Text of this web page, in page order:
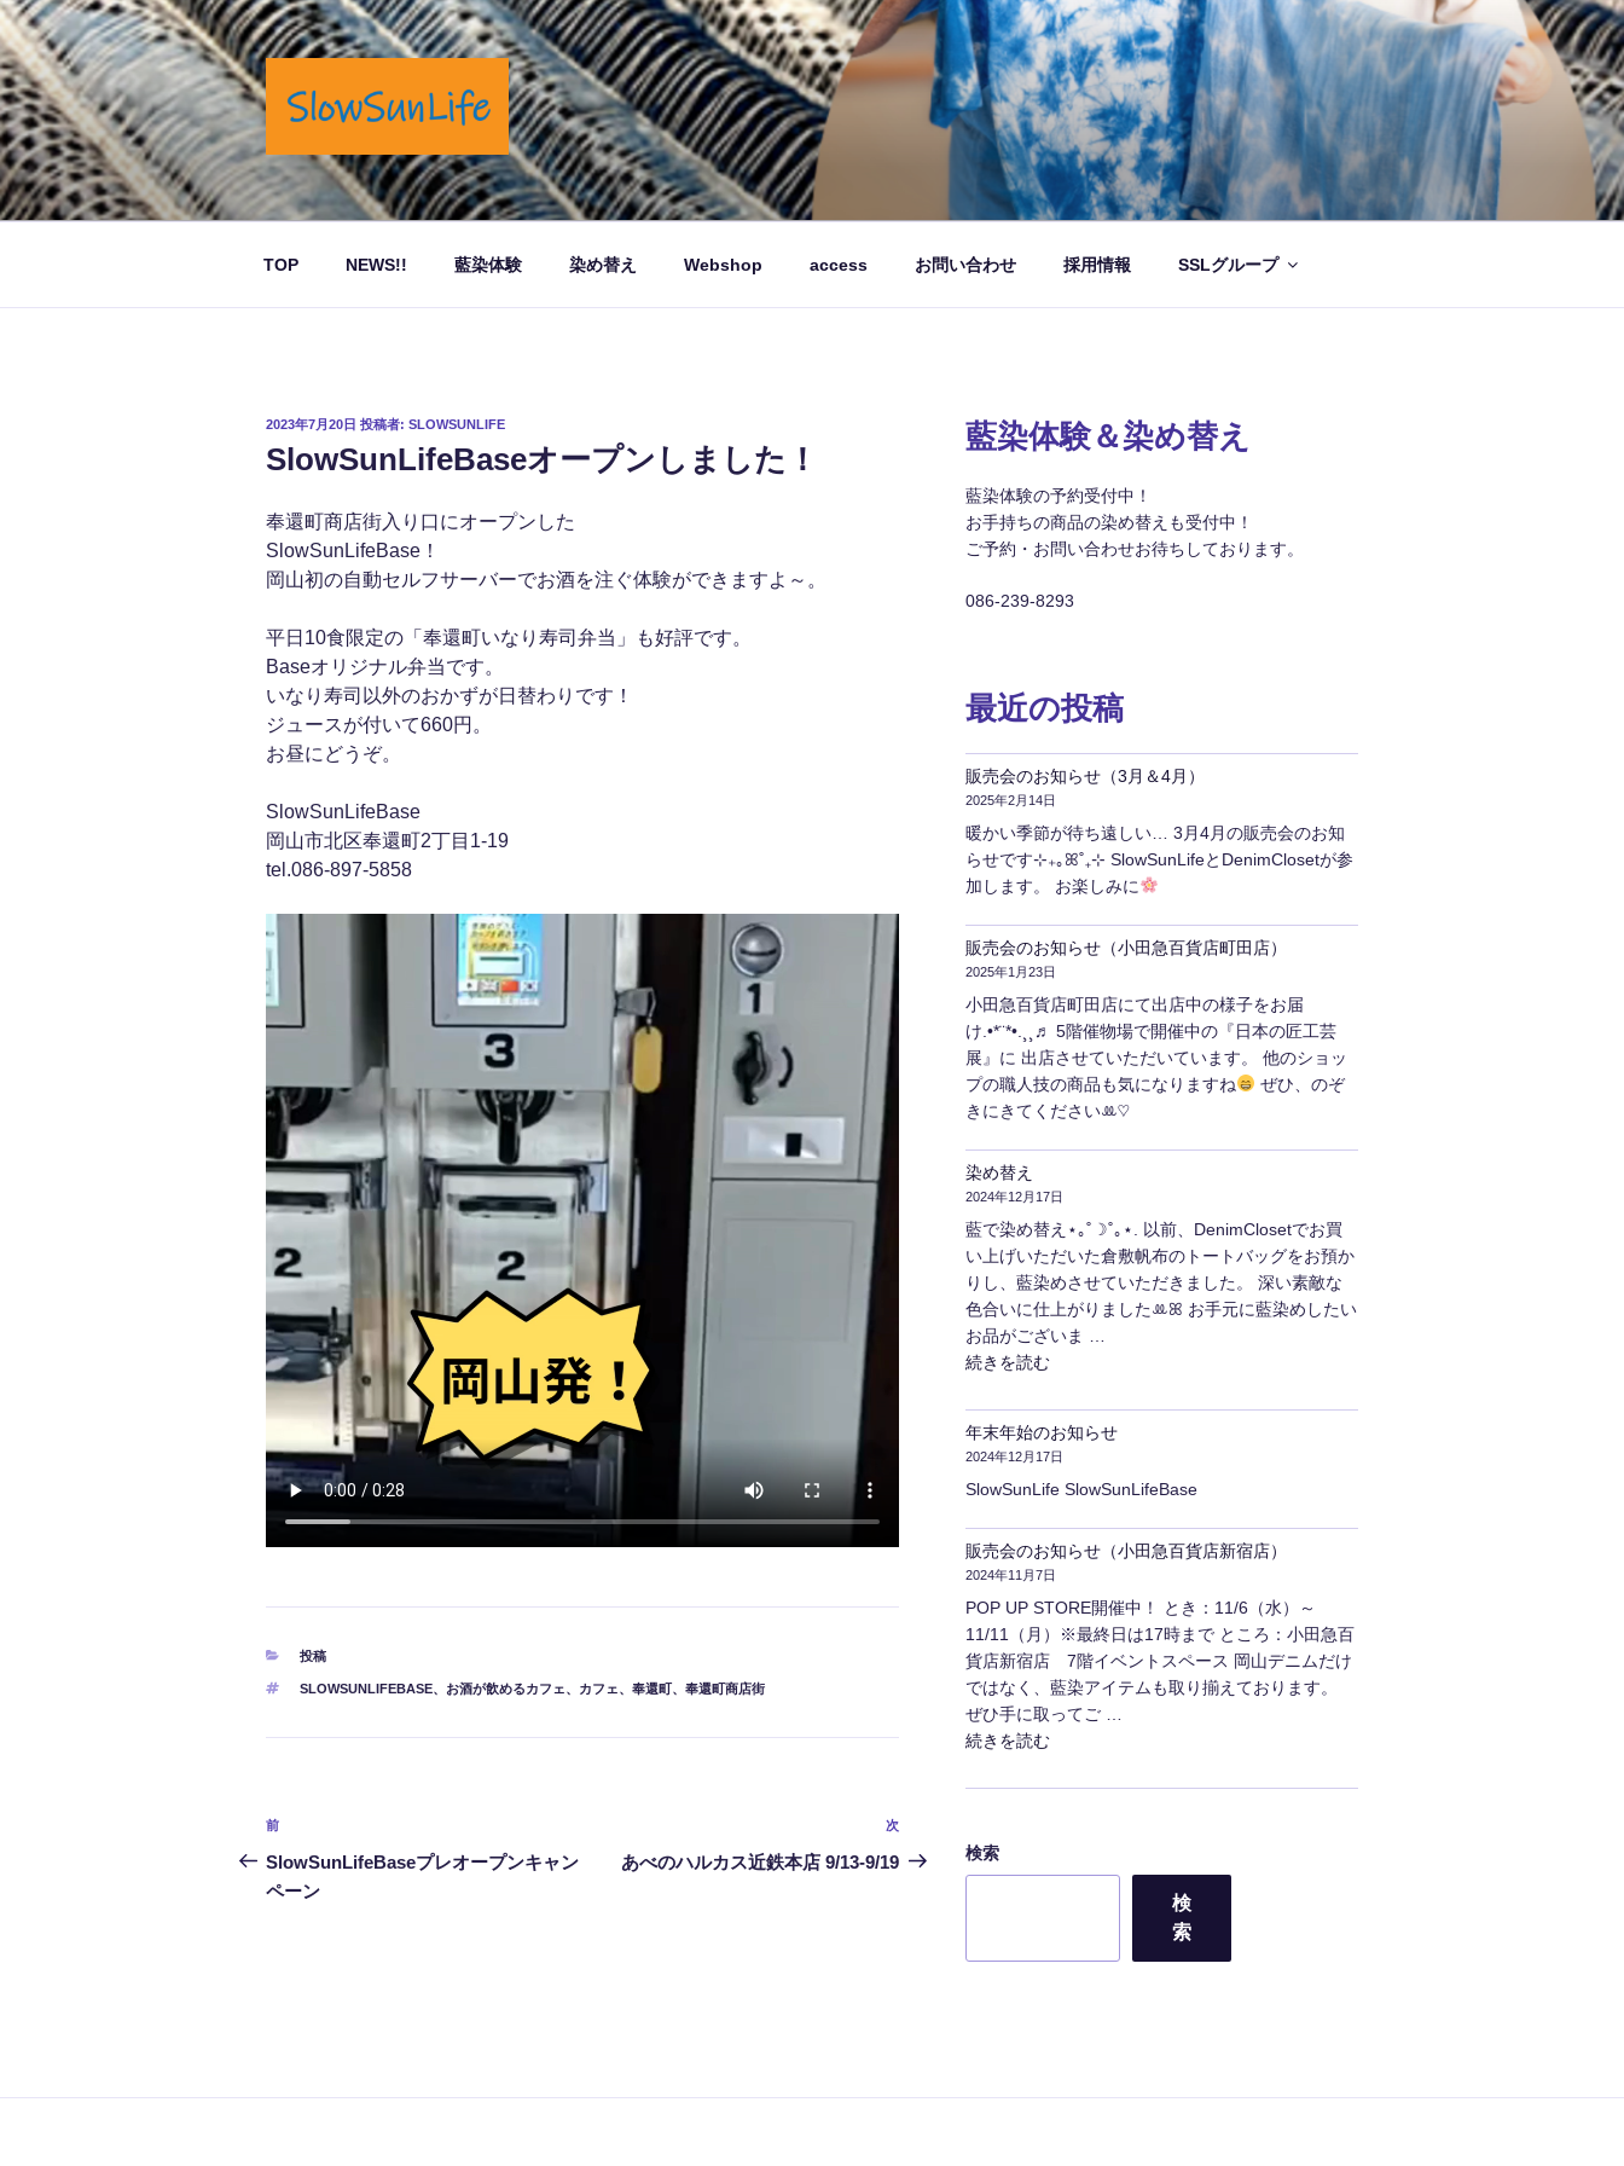
コ
ン
テ
ン
ツ
へ
ス
キ
岡山市奉還町でカフェと藍染商品を製造販売しています。
TOP NEWS!! 藍染体験 染め替え Webshop access お問い合わせ 採用情報 SSLグループ
投
日:
2023年7月20日 投稿者: SLOWSUNLIFE
SlowSunLifeBaseオープンしました！
奉還町商店街入り口にオープンした
SlowSunLifeBase！
岡山初の自動セルフサーバーでお酒を注ぐ体験ができますよ～。
平日10食限定の「奉還町いなり寿司弁当」も好評です。
Baseオリジナル弁当です。
いなり寿司以外のおかずが日替わりです！
ジュースが付いて660円。
お昼にどうぞ。
SlowSunLifeBase
岡山市北区奉還町2丁目1-19
tel.086-897-5858
カ
ゴ
投稿
タ
SLOWSUNLIFEBASE、 お酒が飲めるカフェ、 カフェ、 奉還町、 奉還町商店街
投
稿
ナ
前
の
投
前
SlowSunLifeBaseプレオープンキャン
ペーン
次
の
次
あべのハルカス近鉄本店 9/13-9/19
藍染体験＆染め替え
藍染体験の予約受付中！
お手持ちの商品の染め替えも受付中！
ご予約・お問い合わせお待ちしております。
086-239-8293
最近の投稿
販売会のお知らせ（3月＆4月）
2025年2月14日
暖かい季節が待ち遠しい… 3月4月の販売会のお知
らせです⊹₊｡ꕤ˚₊⊹ SlowSunLifeとDenimClosetが参
加します。 お楽しみに
販売会のお知らせ（小田急百貨店町田店）
2025年1月23日
小田急百貨店町田店にて出店中の様子をお届
け.•*¨*•.¸¸♬ 5階催物場で開催中の『日本の匠工芸
展』に 出店させていただいています。 他のショッ
プの職人技の商品も気になりますね
ぜひ、のぞ
きにきてくださいꔛ‬♡
染め替え
2024年12月17日
藍で染め替え⋆｡˚☽˚｡⋆. 以前、DenimClosetでお買
い上げいただいた倉敷帆布のトートバッグをお預か
りし、藍染めさせていただきました。 深い素敵な
色合いに仕上がりましたꔛ‬ꕤ お手元に藍染めしたい
お品がございま …
"染
替
え"
の
続きを読む
年末年始のお知らせ
2024年12月17日
SlowSunLife SlowSunLifeBase
販売会のお知らせ（小田急百貨店新宿店）
2024年11月7日
POP UP STORE開催中！ とき：11/6（水）～
11/11（月）※最終日は17時まで ところ：小田急百
貨店新宿店 7階イベントスペース 岡山デニムだけ
ではなく、藍染アイテムも取り揃えております。
ぜひ手に取ってご …
"販
会
お
知
続きを読む
検索
検
索